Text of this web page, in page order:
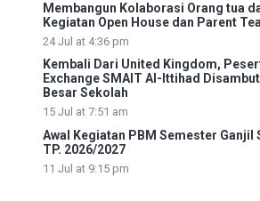
Membangun Kolaborasi Orang tua
Kegiatan Open House dan Parent
24 Jul at 4:36 pm
Kembali Dari United Kingdom,
Exchange SMAIT Al-Ittihad
Besar Sekolah
15 Jul at 7:51 am
Awal Kegiatan PBM Semester Ganjil
TP. 2026/2027
11 Jul at 9:15 pm